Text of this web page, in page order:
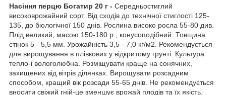
Насіння перцю Богатир 20 г - Середньостиглий
високоврожайний сорт. Від сходів до технічної стиглості 125-
135, до біологічної 150 днів. Рослина високо росла 55-80 див.
Плід великий, масою 150-180 р., конусоподібний. Товщина
стінок 5 - 5,5 мм. Урожайність 3,5 - 7,0 кг/м2. Рекомендується
для вирощування в плівкових у відкритому грунті. Культура
тепло-і вологолюбна. Розміщувати краще на сонячних,
захищених від вітрів ділянках. Вирощувати розсадним
способом, кращий вік розсади 55-65 днів. Не рекомендується
вносити свіжий гній-це зменшує врожай плодів та їх якість.